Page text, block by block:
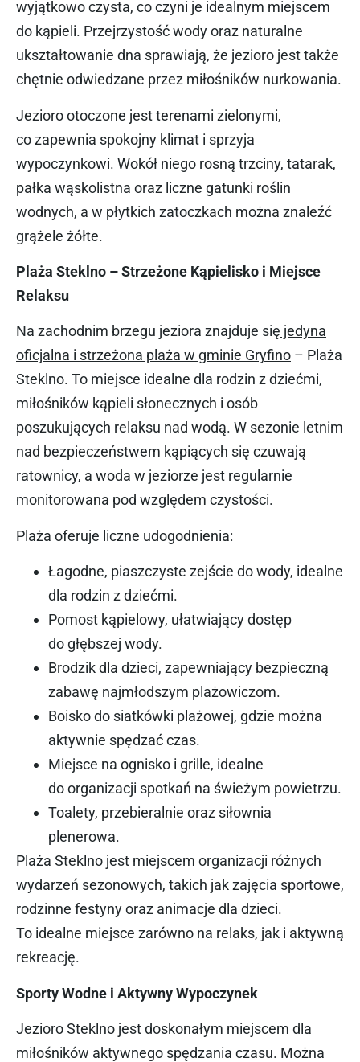
wyjątkowo czysta, co czyni je idealnym miejscem
do kąpieli. Przejrzystość wody oraz naturalne
ukształtowanie dna sprawiają, że jezioro jest także
chętnie odwiedzane przez miłośników nurkowania.
Jezioro otoczone jest terenami zielonymi,
co zapewnia spokojny klimat i sprzyja
wypoczynkowi. Wokół niego rosną trzciny, tatarak,
pałka wąskolistna oraz liczne gatunki roślin
wodnych, a w płytkich zatoczkach można znaleźć
grążele żółte.
Plaża Steklno – Strzeżone Kąpielisko i Miejsce
Relaksu
Na zachodnim brzegu jeziora znajduje się jedyna
oficjalna i strzeżona plaża w gminie Gryfino – Plaża
Steklno. To miejsce idealne dla rodzin z dziećmi,
miłośników kąpieli słonecznych i osób
poszukujących relaksu nad wodą. W sezonie letnim
nad bezpieczeństwem kąpiących się czuwają
ratownicy, a woda w jeziorze jest regularnie
monitorowana pod względem czystości.
Plaża oferuje liczne udogodnienia:
Łagodne, piaszczyste zejście do wody, idealne
dla rodzin z dziećmi.
Pomost kąpielowy, ułatwiający dostęp
do głębszej wody.
Brodzik dla dzieci, zapewniający bezpieczną
zabawę najmłodszym plażowiczom.
Boisko do siatkówki plażowej, gdzie można
aktywnie spędzać czas.
Miejsce na ognisko i grille, idealne
do organizacji spotkań na świeżym powietrzu.
Toalety, przebieralnie oraz siłownia
plenerowa.
Plaża Steklno jest miejscem organizacji różnych
wydarzeń sezonowych, takich jak zajęcia sportowe,
rodzinne festyny oraz animacje dla dzieci.
To idealne miejsce zarówno na relaks, jak i aktywną
rekreację.
Sporty Wodne i Aktywny Wypoczynek
Jezioro Steklno jest doskonałym miejscem dla
miłośników aktywnego spędzania czasu. Można